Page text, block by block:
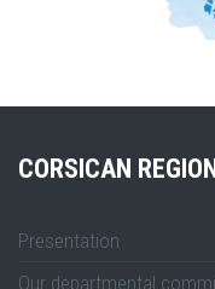
CORSICAN
Presentation
Our departmental